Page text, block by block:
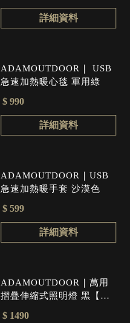
詳細資料
ADAMOUTDOOR｜ USB
急速加熱暖心毯 軍用綠
$ 990
詳細資料
ADAMOUTDOOR｜USB
急速加熱暖手套 沙漠色
$ 599
詳細資料
ADAMOUTDOOR｜萬用
摺疊伸縮式照明燈 黑【現
$ 1490